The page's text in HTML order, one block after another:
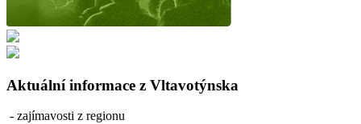
Aktuální informace z Vltavotýnska
- zajímavosti z regionu